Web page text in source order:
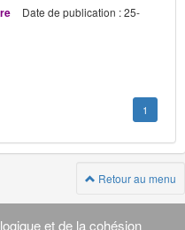
Date de publication : 25-
1
Retour au menu
et de la cohésion